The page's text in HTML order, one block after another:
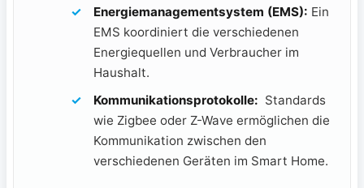
Energiemanagementsystem (EMS): Ein
EMS koordiniert ⁢die verschiedenen
Energiequellen und Verbraucher im
⁢Haushalt.
Kommunikationsprotokolle: ⁣ Standards
wie Zigbee oder Z-Wave ermöglichen‍ die
Kommunikation zwischen den
verschiedenen Geräten im Smart Home.